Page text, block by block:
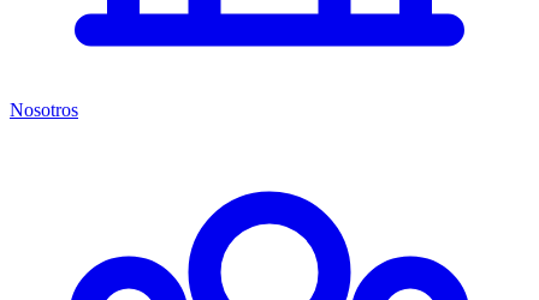
Nosotros